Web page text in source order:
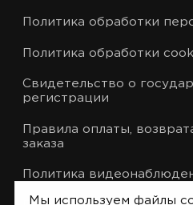
Политика обработки
Политика обработки
Свидетельство о
регистрации
Правила оплаты,
заказа
Политика
Мы используем файлы